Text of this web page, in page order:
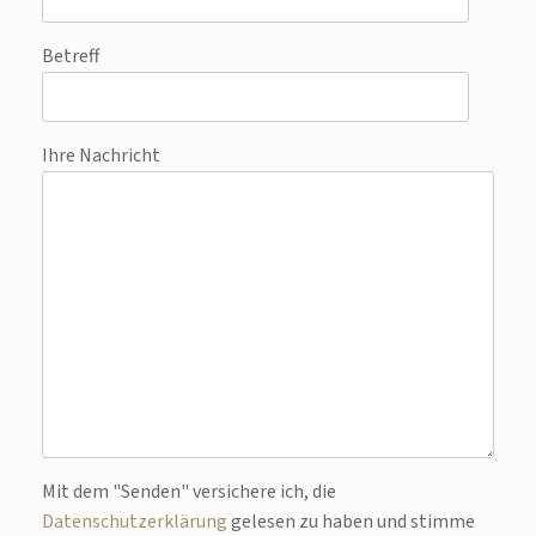
Betreff
Ihre Nachricht
Bitte lasse dieses Feld leer.
Mit dem "Senden" versichere ich, die
Datenschutzerklärunggelesen zu haben und stimme